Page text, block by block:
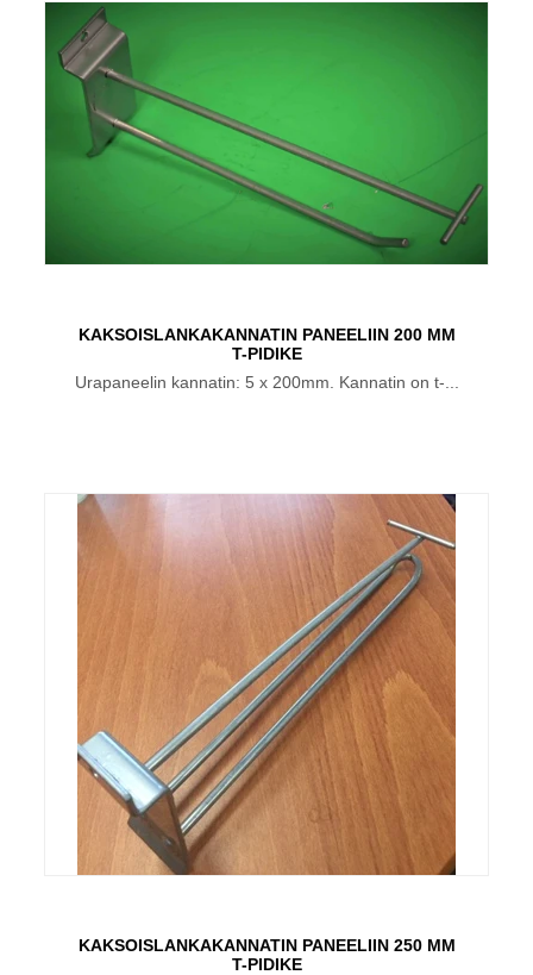
KAKSOISLANKAKANNATIN PANEELIIN 200 MM
T-PIDIKE
Urapaneelin kannatin: 5 x 200mm. Kannatin on t-...
KAKSOISLANKAKANNATIN PANEELIIN 250 MM
T-PIDIKE